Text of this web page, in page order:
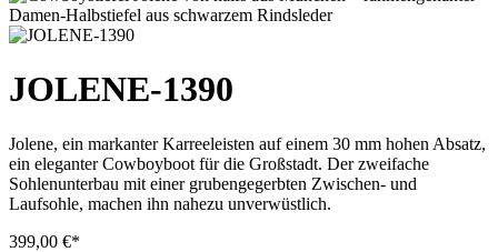
JOLENE-1390
Jolene, ein markanter Karreeleisten auf einem 30 mm hohen Absatz,
ein eleganter Cowboyboot für die Großstadt. Der zweifache
Sohlenunterbau mit einer grubengegerbten Zwischen- und
Laufsohle, machen ihn nahezu unverwüstlich.
399,00 €*